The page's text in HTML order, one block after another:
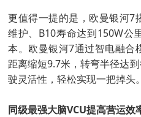
更值得一提的是，欧曼银河7
维护、B10寿命达到150W公
本。欧曼银河7通过智电融合
距离缩短9.7米，转弯半径达
驶灵活性，轻松实现一把掉头。
同级最强大脑VCU提高营运